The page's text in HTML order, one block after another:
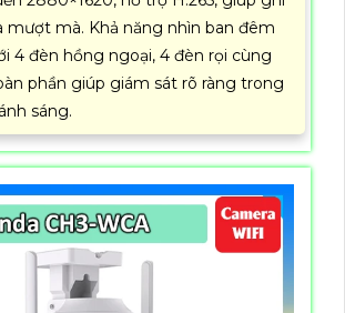
mượt mà. Khả năng nhìn ban đêm
4 đèn hồng ngoại, 4 đèn rọi cùng
phần giúp giám sát rõ ràng trong
sáng.